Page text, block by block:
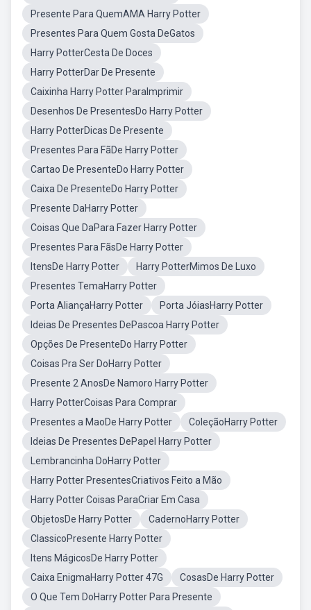
Presente Para QuemAMA Harry Potter
Presentes Para Quem Gosta DeGatos
Harry PotterCesta De Doces
Harry PotterDar De Presente
Caixinha Harry Potter ParaImprimir
Desenhos De PresentesDo Harry Potter
Harry PotterDicas De Presente
Presentes Para FãDe Harry Potter
Cartao De PresenteDo Harry Potter
Caixa De PresenteDo Harry Potter
Presente DaHarry Potter
Coisas Que DaPara Fazer Harry Potter
Presentes Para FãsDe Harry Potter
ItensDe Harry Potter
Harry PotterMimos De Luxo
Presentes TemaHarry Potter
Porta AliançaHarry Potter
Porta JóiasHarry Potter
Ideias De Presentes DePascoa Harry Potter
Opções De PresenteDo Harry Potter
Coisas Pra Ser DoHarry Potter
Presente 2 AnosDe Namoro Harry Potter
Harry PotterCoisas Para Comprar
Presentes a MaoDe Harry Potter
ColeçãoHarry Potter
Ideias De Presentes DePapel Harry Potter
Lembrancinha DoHarry Potter
Harry Potter PresentesCriativos Feito a Mão
Harry Potter Coisas ParaCriar Em Casa
ObjetosDe Harry Potter
CadernoHarry Potter
ClassicoPresente Harry Potter
Itens MágicosDe Harry Potter
Caixa EnigmaHarry Potter 47G
CosasDe Harry Potter
O Que Tem DoHarry Potter Para Presente